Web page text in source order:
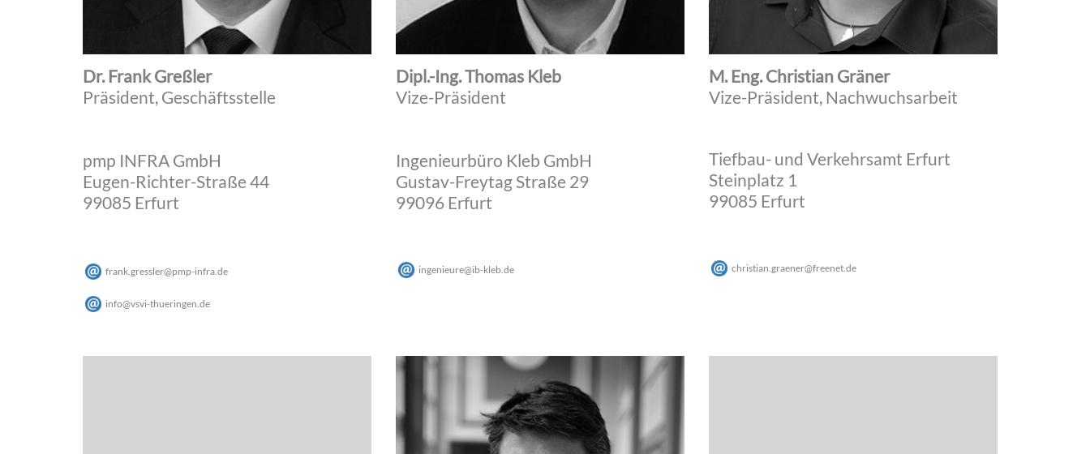
Dr. Frank Greßler
Präsident, Geschäftsstelle
pmp INFRA GmbH
Eugen-Richter-Straße 44
99085 Erfurt
frank.gressler@pmp-infra de
info@vsvi-thueringen de
Dipl.-Ing. Thomas Kleb
Vize-Präsident
Ingenieurbüro Kleb GmbH
Gustav-Freytag Straße 29
99096 Erfurt
ingenieure@ib-kleb .de
M. Eng. Christian Gräner
Vize-Präsident, Nachwuchsarbeit
Tiefbau- und Verkehrsamt Erfurt
Steinplatz 1
99085 Erfurt
christian.graener@freenet .de